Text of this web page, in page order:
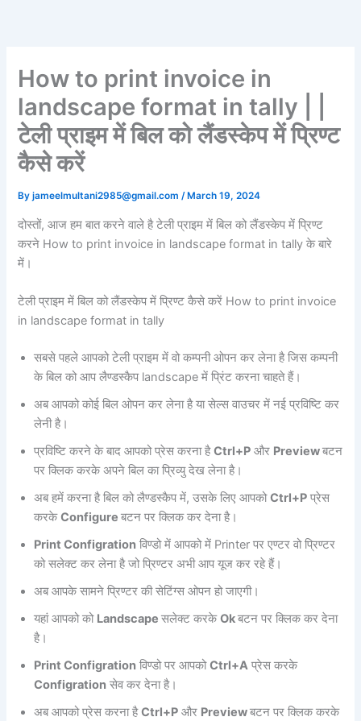
How to print invoice in
landscape format in tally | |
टेली प्राइम में बिल को लैंडस्केप में प्रिण्ट
कैसे करें
Byjameelmultani2985@gmail.com/ March 19, 2024
दोस्तों, आज हम बात करने वाले है टेली प्राइम में बिल को लैंडस्केप में प्रिण्ट
करने How to print invoice in landscape format in tally के बारे
में।
टेली प्राइम में बिल को लैंडस्केप में प्रिण्ट कैसे करें How to print invoice
in landscape format in tally
सबसे पहले आपको टेली प्राइम में वो कम्पनी ओपन कर लेना है जिस कम्पनी
के बिल को आप लैण्डस्कैप landscape में प्रिंट करना चाहते हैं।
अब आपको कोई बिल ओपन कर लेना है या सेल्स वाउचर में नई प्रविष्टि कर
लेनी है।
प्रविष्टि करने के बाद आपको प्रेस करना हैCtrl+P और Previewबटन
पर क्लिक करके अपने बिल का प्रिव्यु देख लेना है।
अब हमें करना है बिल को लैण्डस्कैप में, उसके लिए आपकोCtrl+P प्रेस
करकेConfigureबटन पर क्लिक कर देना है।
Print Configration विण्डो में आपको में Printer पर एण्टर वो प्रिण्टर
को सलेक्ट कर लेना है जो प्रिण्टर अभी आप यूज कर रहे हैं।
अब आपके सामने प्रिण्टर की सेटिंग्स ओपन हो जाएगी।
यहां आपको को Landscapeसलेक्ट करकेOkबटन पर क्लिक कर देना
है।
Print Configration विण्डो पर आपकोCtrl+A प्रेस करके
Configration सेव कर देना है।
अब आपको प्रेस करना हैCtrl+P और Previewबटन पर क्लिक करके